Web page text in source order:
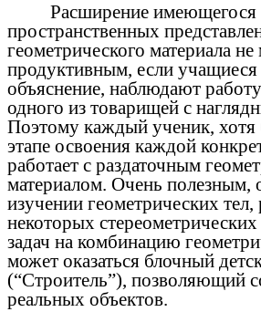
Расширение имеющегося
пространственных
геометрического материала
продуктивным, если
объяснение, наблюдают
одного из товарищей с
Поэтому каждый ученик, хотя
этапе освоения каждой
работает с раздаточным
материалом. Очень полезным,
изучении геометрических
некоторых
задач на комбинацию
может оказаться блочный
(“Строитель”), позволяющий
реальных объектов.